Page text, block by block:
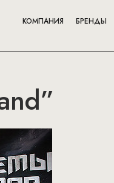
КОМПАНИЯ БРЕНДЫ